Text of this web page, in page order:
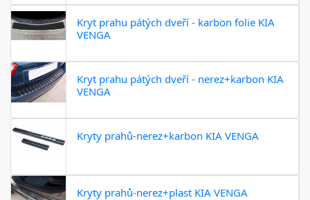
Kryt prahu pátých dveří - karbon folie KIA
VENGA
Kryt prahu pátých dveří - nerez+karbon KIA
VENGA
Kryty prahů-nerez+karbon KIA VENGA
Kryty prahů-nerez+plast KIA VENGA